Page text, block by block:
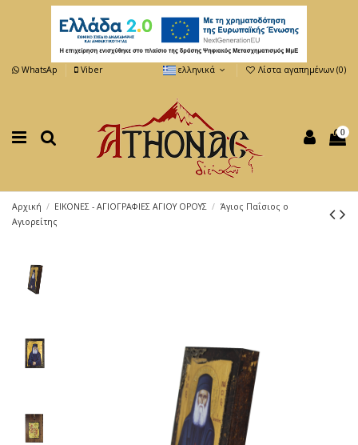
WhatsAp Viber ελληνικά Λίστα αγαπημένων (0)
0
Αρχική ΕΙΚΟΝΕΣ - ΑΓΙΟΓΡΑΦΙΕΣ ΑΓΙΟΥ ΟΡΟΥΣ
Άγιος Παΐσιος ο
Αγιορείτης